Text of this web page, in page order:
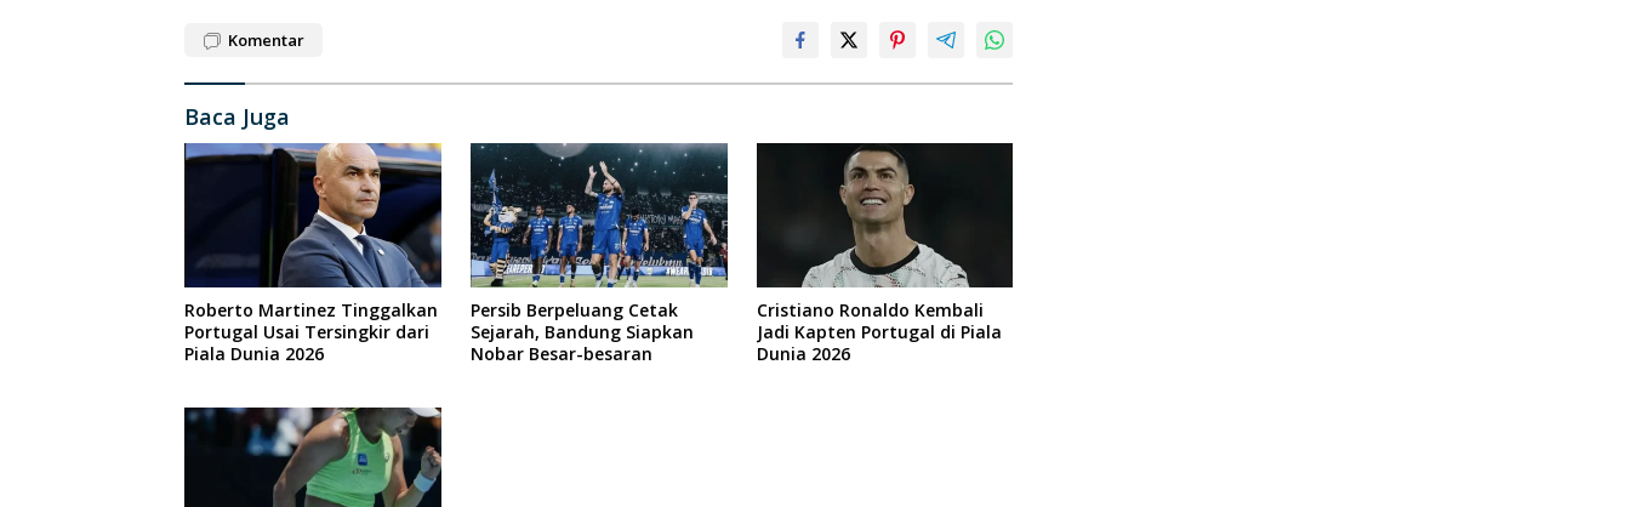
Komentar
Baca Juga
Roberto Martinez Tinggalkan
Portugal Usai Tersingkir dari
Piala Dunia 2026
Persib Berpeluang Cetak
Sejarah, Bandung Siapkan
Nobar Besar-besaran
Cristiano Ronaldo Kembali
Jadi Kapten Portugal di Piala
Dunia 2026